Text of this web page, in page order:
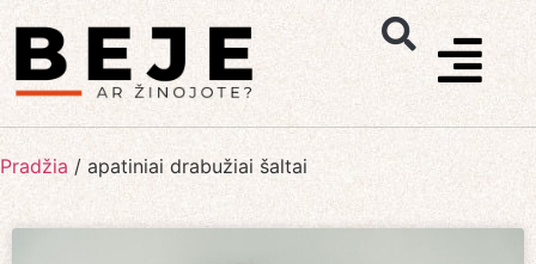
Pradžia / apatiniai drabužiai šaltai